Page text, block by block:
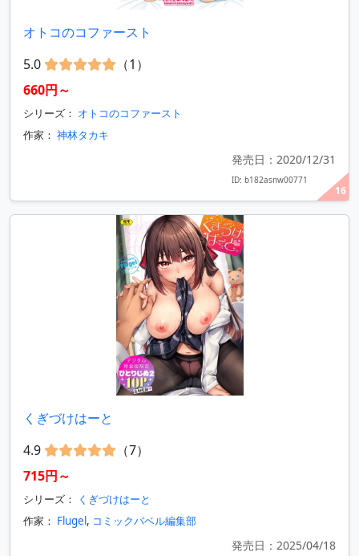
16
オトコのコファースト
5.0
（1）
660円～
シリーズ： オトコのコファースト
作家： 神林タカキ
発売日：2020/12/31
ID: b182asnw00771
くぎづけはーと
4.9
（7）
715円～
シリーズ：
くぎづけはーと
作家： Flugel, コミックバベル編集部
発売日：2025/04/18